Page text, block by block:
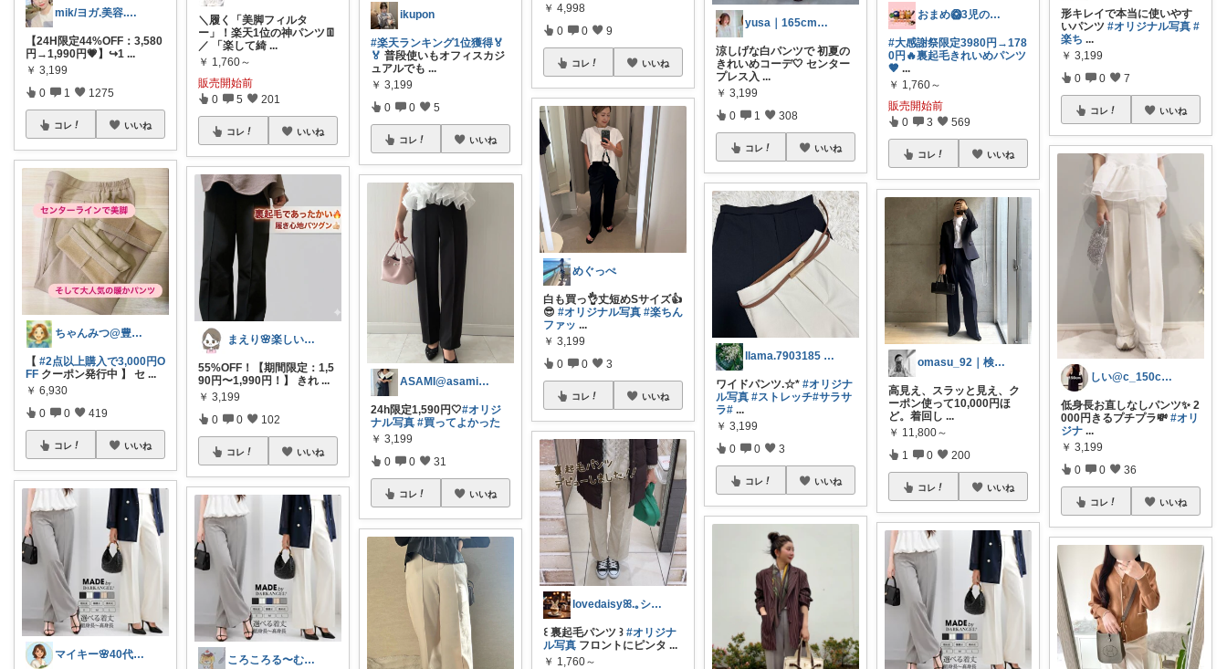
mik/ヨガ.美容.ファッション𓂃.✿
【24H限定44%OFF：3,580
円→1,990円💗】↪︎1 ...
￥ 3,199
0 1 1275
コレ いいね
ちゃんみつ@豊かな日常
【 #2点以上購入で3,000円O
FF クーポン発行中 】 セ ...
￥ 6,930
0 0 419
コレ いいね
マイキー🌸40代 洋服、小物発信
＼履く「美脚フィルタ
ー」！楽天1位の神パンツ👖
／ 「楽して綺 ...
￥ 1,760～
販売開始前
0 5 201
コレ いいね
まえり🌸楽しい暮らし🍀
55%OFF！【期間限定：1,5
90円〜1,990円！】 きれ ...
￥ 3,199
0 0 102
コレ いいね
ころころる〜む✨経由購入感謝です✨
ikupon
#楽天ランキング1位獲得🏅
🏅 普段使いもオフィスカジ
ュアルでも ...
￥ 3,199
0 0 5
コレ いいね
ASAMI@asami_lovedays
24h限定1,590円🤍#オリジ
ナル写真 #買ってよかった
￥ 3,199
0 0 31
コレ いいね
￥ 4,998
0 0 9
コレ いいね
めぐっぺ
白も買っ👌丈短めSサイズ👍
😎#オリジナル写真 #楽ちん
ファッ ...
￥ 3,199
0 0 3
コレ いいね
lovedaisyꕤ.｡シンママライフ
‪꒰ 裏起毛パンツ ꒱#オリジナ
ル写真 フロントにピンタ ...
￥ 1,760～
yusa｜165cm大人高見えコーデ
涼しげな白パンツで 初夏の
きれいめコーデ🤍 センター
プレス入 ...
￥ 3,199
0 1 308
コレ いいね
llama.7903185 room
ワイドパンツ.☆*#オリジナ
ル写真 #ストレッチ#サラサ
ラ# ...
￥ 3,199
0 0 3
コレ いいね
おまめ🥝3児のおかん🌱✨
#大感謝祭限定3980円→178
0円🔥裏起毛きれいめパンツ
🤎 ...
￥ 1,760～
販売開始前
0 3 569
コレ いいね
omasu_92｜検索はプロフの🔍から
高見え、スラッと見え、ク
ーポン使って10,000円ほ
ど。着回し ...
￥ 11,800～
1 0 200
コレ いいね
形キレイで本当に使いやす
いパンツ#オリジナル写真 #
楽ち ...
￥ 3,199
0 0 7
コレ いいね
しい@c_150cm_fashion
低身長お直しなしパンツ✨ 2
000円きるプチプラ💸#オリ
ジナ ...
￥ 3,199
0 0 36
コレ いいね